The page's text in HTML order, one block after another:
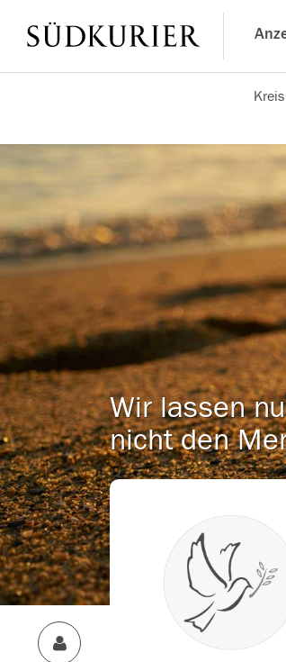
Wir lassen
nicht den